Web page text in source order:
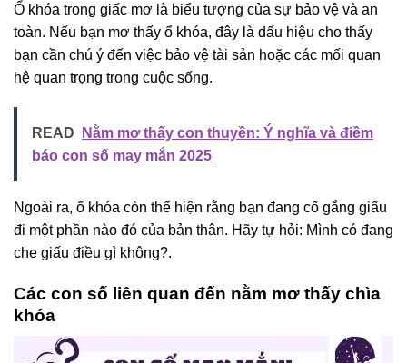
Ổ khóa trong giấc mơ là biểu tượng của sự bảo vệ và an
toàn. Nếu bạn mơ thấy ổ khóa, đây là dấu hiệu cho thấy
bạn cần chú ý đến việc bảo vệ tài sản hoặc các mối quan
hệ quan trọng trong cuộc sống.
READ
Nằm mơ thấy con thuyền: Ý nghĩa và điềm
báo con số may mắn 2025
Ngoài ra, ổ khóa còn thể hiện rằng bạn đang cố gắng giấu
đi một phần nào đó của bản thân. Hãy tự hỏi: Mình có đang
che giấu điều gì không?.
Các con số liên quan đến nằm mơ thấy chìa
khóa